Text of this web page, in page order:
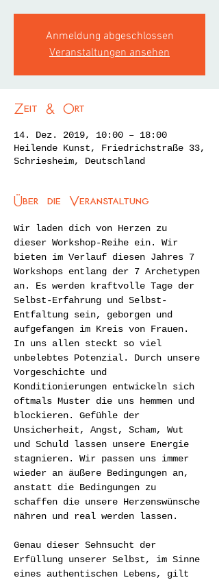
Anmeldung abgeschlossen
Veranstaltungen ansehen
Zeit & Ort
14. Dez. 2019, 10:00 – 18:00
Heilende Kunst, Friedrichstraße 33,
Schriesheim, Deutschland
Über die Veranstaltung
Wir laden dich von Herzen zu
dieser Workshop-Reihe ein. Wir
bieten im Verlauf diesen Jahres 7
Workshops entlang der 7 Archetypen
an. Es werden kraftvolle Tage der
Selbst-Erfahrung und Selbst-
Entfaltung sein, geborgen und
aufgefangen im Kreis von Frauen.
In uns allen steckt so viel
unbelebtes Potenzial. Durch unsere
Vorgeschichte und
Konditionierungen entwickeln sich
oftmals Muster die uns hemmen und
blockieren. Gefühle der
Unsicherheit, Angst, Scham, Wut
und Schuld lassen unsere Energie
stagnieren. Wir passen uns immer
wieder an äußere Bedingungen an,
anstatt die Bedingungen zu
schaffen die unsere Herzenswünsche
nähren und real werden lassen.
Genau dieser Sehnsucht der
Erfüllung unserer Selbst, im Sinne
eines authentischen Lebens, gilt